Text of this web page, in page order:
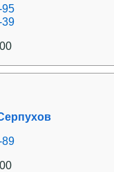
95
39
89